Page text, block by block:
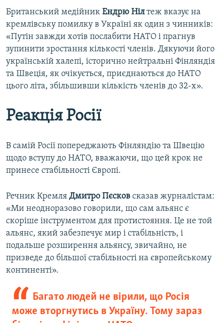
Британський медійник Ендрю Нілтеж вказує на
кремлівську помилку в Україні як один з чинників:
«Путін завжди хотів послабити НАТО і прагнув
зупинити зростання кількості членів. Дякуючи його
українській халепі, історично нейтральні Фінляндія
та Швеція, як очікується, приєднаються до НАТО
цього літа, збільшивши кількість членів до 32-х».
Реакція Росії
В самій Росії попереджають Фінляндію та Швецію
щодо вступу до НАТО, вважаючи, що цей крок не
принесе стабільності Європі.
Речник Кремля Дмитро Пєсков сказав журналістам:
«Ми неодноразово говорили, що сам альянс є
скоріше інструментом для протистояння. Це не той
альянс, який забезпечує мир і стабільність, і
подальше розширення альянсу, звичайно, не
призведе до більшої стабільності на європейському
континенті».
Багато людей не вірили, що Росія
може вторгнутись в Україну. Тому зараз